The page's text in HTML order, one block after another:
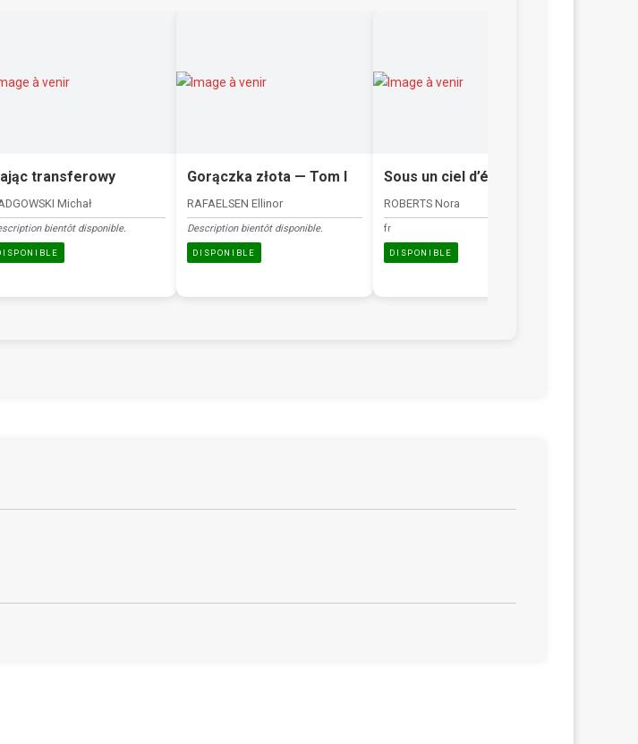
transferowy
Michał
bientôt disponible.
Gorączka złota — Tom I
RAFAELSEN Ellinor
Description bientôt disponible.
DISPONIBLE
Sous un ciel d’été
ROBERTS Nora
fr
DISPONIBLE